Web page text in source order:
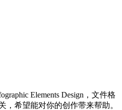
Elements Design，文件格
，希望能对你的创作带来帮助。